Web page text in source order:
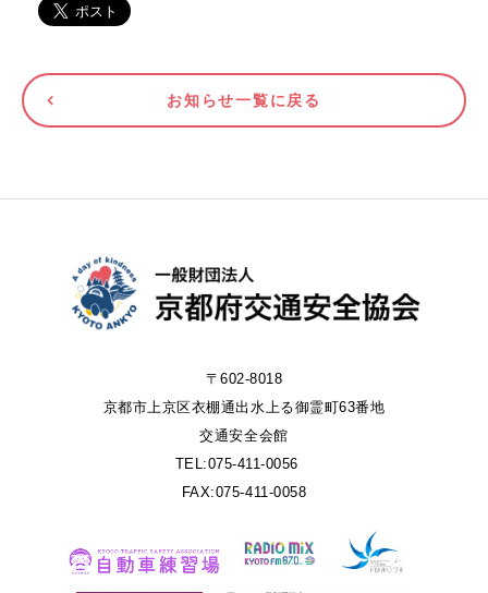
お知らせ一覧に戻る
〒602-8018
京都市上京区衣棚通出水上る御霊町63番地
交通安全会館
TEL:075-411-0056
FAX:075-411-0058